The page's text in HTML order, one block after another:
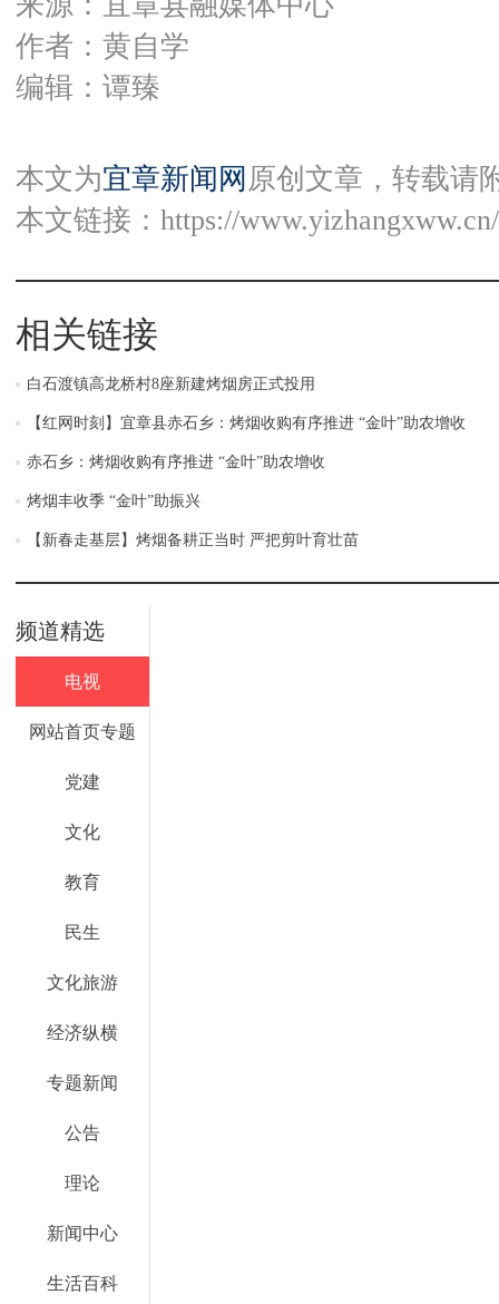
作者：黄自学
编辑：谭臻
本文为宜章新闻网 原创文章，转载请
本文链接： https://
相关链接
白石渡镇高龙桥村8座新建烤烟房正式投用
【红网时刻】宜章县赤石乡：烤烟收购有序推进 “金叶”助农增收
赤石乡：烤烟收购有序推进 “金叶”助农增收
烤烟丰收季 “金叶”助振兴
【新春走基层】烤烟备耕正当时 严把剪叶育壮苗
频道精选
电视
网站首页专题
党建
文化
教育
民生
文化旅游
经济纵横
专题新闻
公告
理论
新闻中心
生活百科